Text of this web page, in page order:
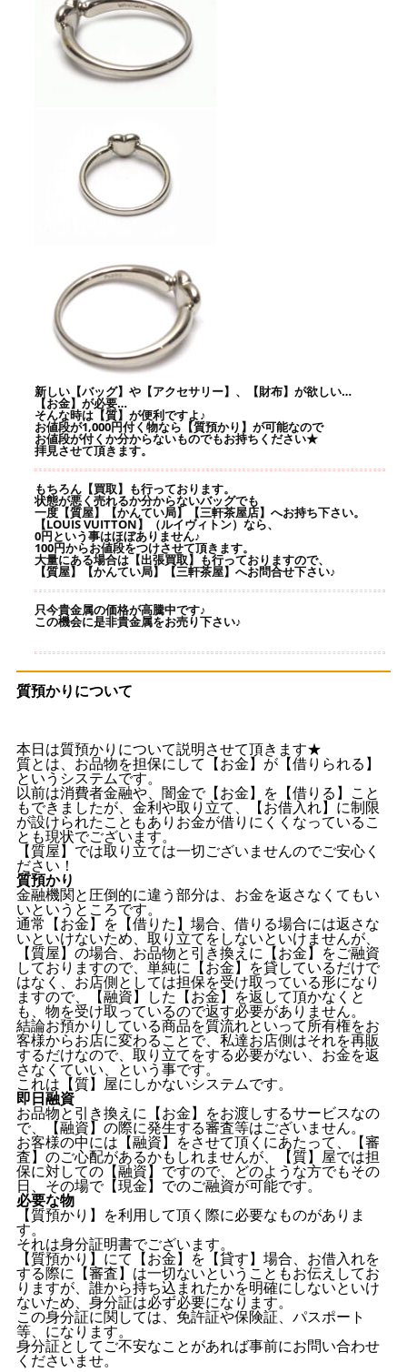
新しい【バッグ】や【アクセサリー】、【財布】が欲しい…
【お金】が必要…
そんな時は【質】が便利ですよ♪
お値段が1,000円付く物なら【質預かり】が可能なので
お値段が付くか分からないものでもお持ちください★
拝見させて頂きます。
もちろん【買取】も行っております。
状態が悪く売れるか分からないバッグでも
一度【質屋】【かんてい局】【三軒茶屋店】へお持ち下さい。
【LOUIS VUITTON】（ルイヴィトン）なら、
0円という事はほぼありません♪
100円からお値段をつけさせて頂きます。
大量にある場合は【出張買取】も行っておりますので、
【質屋】【かんてい局】【三軒茶屋】へお問合せ下さい♪
只今貴金属の価格が高騰中です♪
この機会に是非貴金属をお売り下さい♪
質預かりについて
本日は質預かりについて説明させて頂きます★
質とは、お品物を担保にして【お金】が【借りられる】
というシステムです。
以前は消費者金融や、闇金で【お金】を【借りる】こと
もできましたが、金利や取り立て、【お借入れ】に制限
が設けられたこともありお金が借りにくくなっているこ
とも現状でございます。
【質屋】では取り立ては一切ございませんのでご安心く
ださい！
質預かり
金融機関と圧倒的に違う部分は、お金を返さなくてもい
いというところです。
通常【お金】を【借りた】場合、借りる場合には返さな
いといけないため、取り立てをしないといけませんが、
【質屋】の場合、お品物と引き換えに【お金】をご融資
しておりますので、単純に【お金】を貸しているだけで
はなく、お店側としては担保を受け取っている形になり
ますので、【融資】した【お金】を返して頂かなくと
も、物を受け取っているので返す必要がありません。
結論お預かりしている商品を質流れといって所有権をお
客様からお店に変わることで、私達お店側はそれを再販
するだけなので、取り立てをする必要がない、お金を返
さなくていい、という事です。
これは【質】屋にしかないシステムです。
即日融資
お品物と引き換えに【お金】をお渡しするサービスなの
で、【融資】の際に発生する審査等はございません。
お客様の中には【融資】をさせて頂くにあたって、【審
査】のご心配があるかもしれませんが、【質】屋では担
保に対しての【融資】ですので、どのような方でもその
日、その場で【現金】でのご融資が可能です。
必要な物
【質預かり】を利用して頂く際に必要なものがありま
す。
それは身分証明書でございます。
【質預かり】にて【お金】を【貸す】場合、お借入れを
する際に【審査】は一切ないということもお伝えしてお
りますが、誰から持ち込まれたかを明確にしないといけ
ないため、身分証は必ず必要になります。
この身分証に関しては、免許証や保険証、パスポート
等、になります。
身分証としてご不安なことがあれば事前にお問い合わせ
くださいませ。